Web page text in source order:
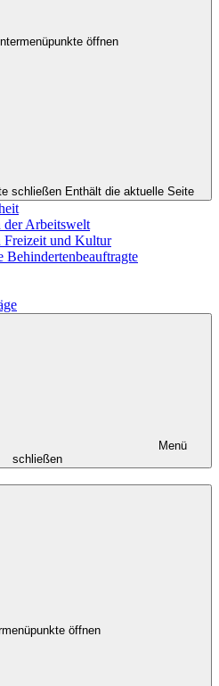
öffnen
schließen Enthält die aktuelle Seite
Arbeitswelt
Freizeit und Kultur
Behindertenbeauftragte
Menü
schließen
öffnen